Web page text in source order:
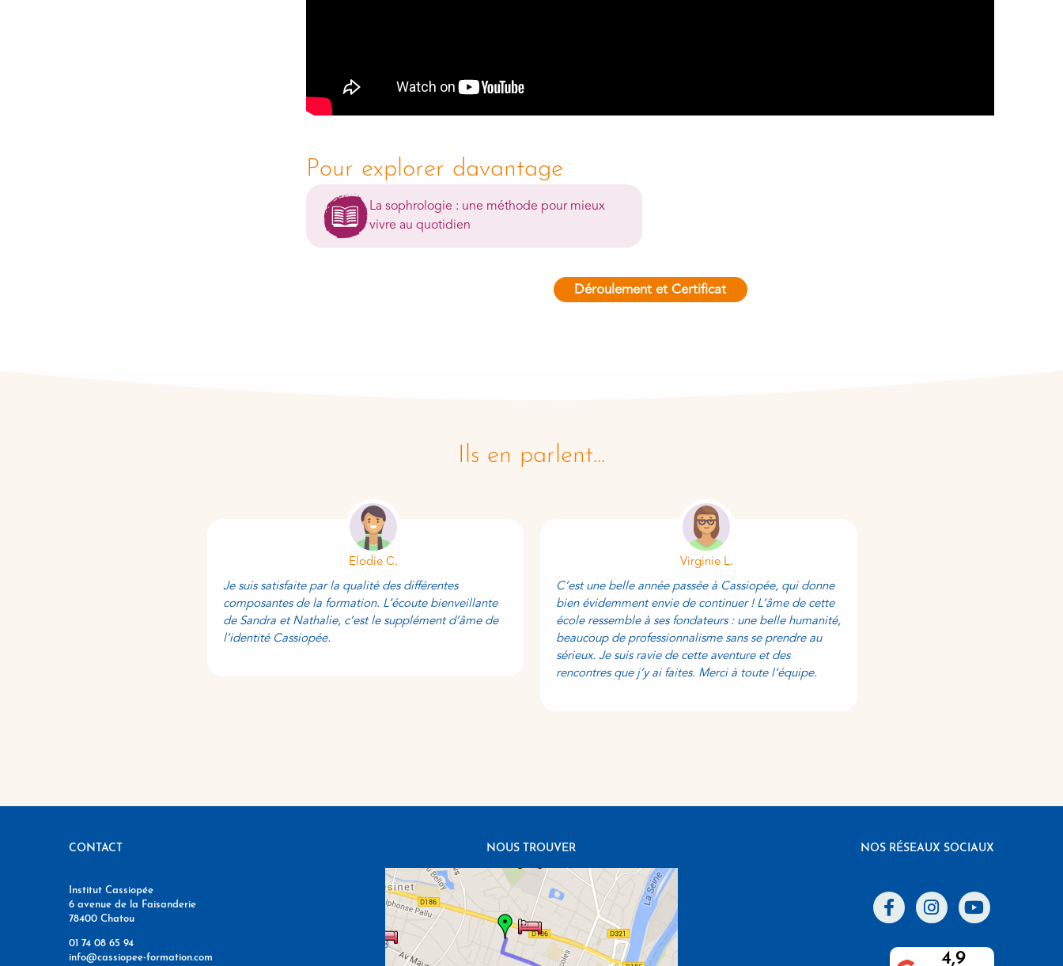
Pour explorer davantage
La sophrologie : une méthode pour mieux
vivre au quotidien
Déroulement et Certificat
Ils en parlent...
Elodie C.
Je suis satisfaite par la qualité des différentes
composantes de la formation. L’écoute bienveillante
de Sandra et Nathalie, c’est le supplément d’âme de
l’identité Cassiopée.
Virginie L.
C’est une belle année passée à Cassiopée, qui donne
bien évidemment envie de continuer ! L’âme de cette
école ressemble à ses fondateurs : une belle humanité,
beaucoup de professionnalisme sans se prendre au
sérieux. Je suis ravie de cette aventure et des
rencontres que j’y ai faites. Merci à toute l’équipe.
CONTACT
Institut Cassiopée
6 avenue de la Faisanderie
78400 Chatou
01 74 08 65 94
info@cassiopee-formation.com
NOUS TROUVER NOS RÉSEAUX SOCIAUX
4,9